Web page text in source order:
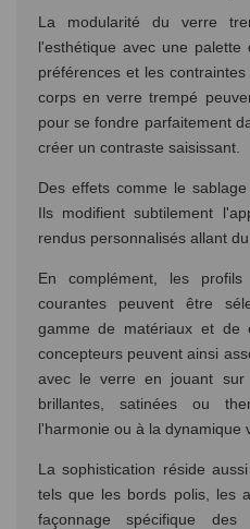
La modularité du verre
l'esthétique avec une
préférences et les
corps en verre trempé
pour se fondre parfaitement
créer un contraste saisissant.
Des effets comme le
Ils modifient subtilement
rendus personnalisés allant
En complément, les
courantes peuvent être
gamme de matériaux et de
concepteurs peuvent ainsi
avec le verre en jouant sur
brillantes, satinées ou
l'harmonie ou à la dynamique
La sophistication réside
tels que les bords polis, les
façonnage spécifique